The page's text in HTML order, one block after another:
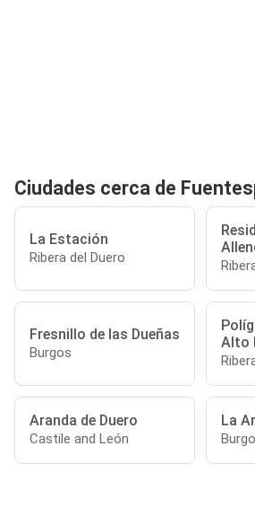
Ciudades cerca de
La Estación
Ribera del Duero
Fresnillo de las Dueñas
Burgos
Alto
Aranda de Duero
Castile and León
La